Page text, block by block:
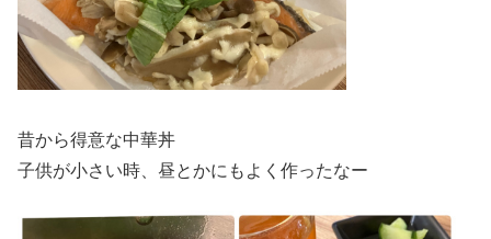
昔から得意な中華丼
子供が小さい時、昼とかにもよく作ったなー